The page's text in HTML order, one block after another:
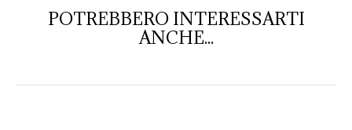
POTREBBERO INTERESSARTI
ANCHE...